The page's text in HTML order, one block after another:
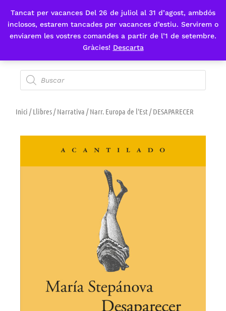
Tancat per vacances Del 26 de juliol al 31 d’agost, ambdós
inclosos, estarem tancades per vacances d’estiu. Servirem o
enviarem les vostres comandes a partir de l’1 de setembre.
Gràcies! Descarta
Fes-te'n sòcia
Inici /Llibres/Narrativa /Narr. Europa de l'Est/ DESAPARECER